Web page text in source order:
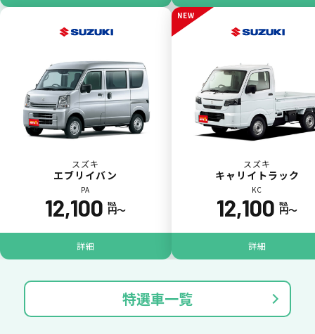
パンク ガラス破損
スズキ
エブリイバン
PA
12,100 税込
円〜
詳細
NEW
スズキ
キャリイトラック
KC
12,100 税込
円〜
詳細
特選車一覧